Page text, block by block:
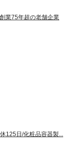
業75年超の老舗企業
125日/化粧品容器製...